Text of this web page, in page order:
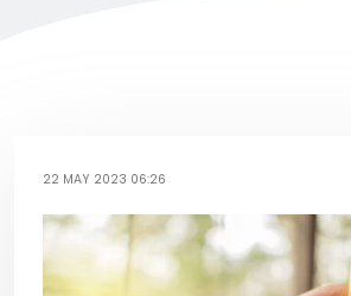
22 MAY 2023 06:26